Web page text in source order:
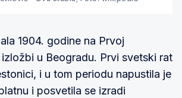
1904. godine na Prvoj
u Beogradu. Prvi svetski rat
i u tom periodu napustila je
i posvetila se izradi